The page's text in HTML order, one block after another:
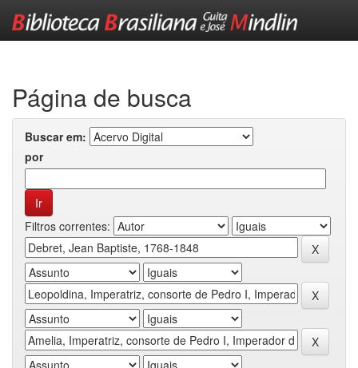
Página de busca
Buscar em:
por
Filtros correntes: